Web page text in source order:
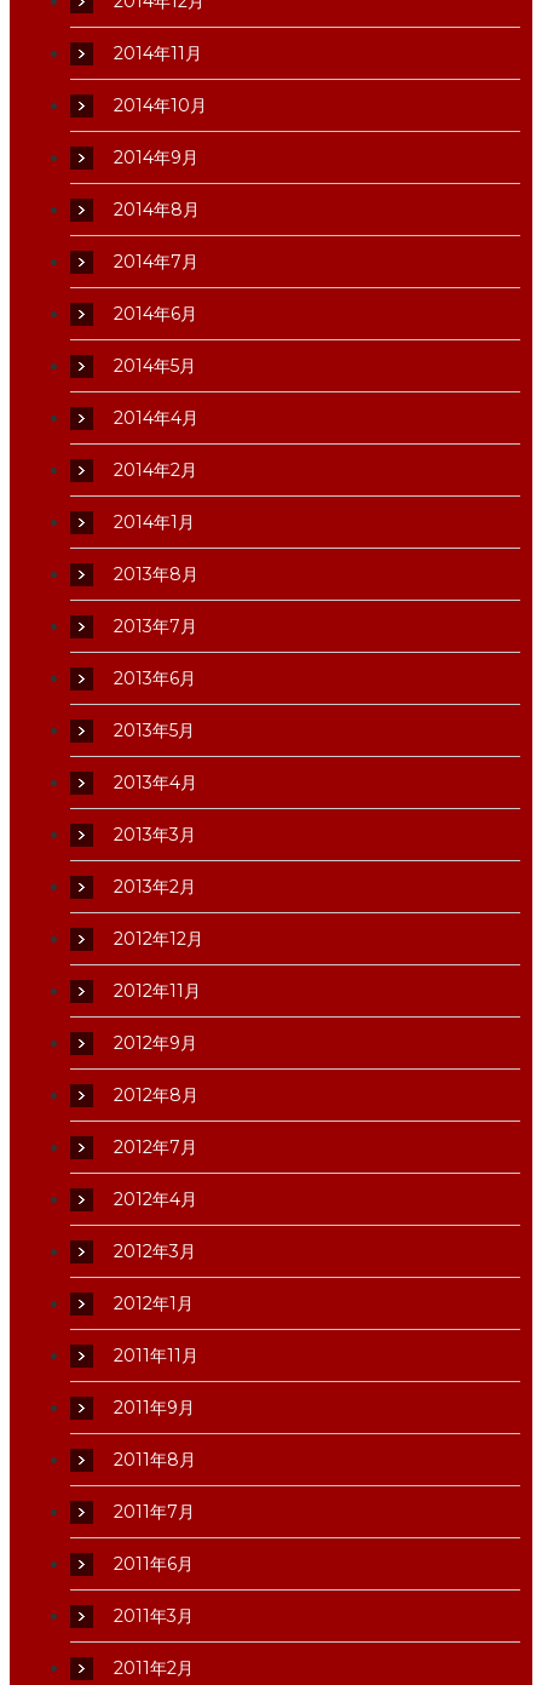
2014年11月
2014年10月
2014年9月
2014年8月
2014年7月
2014年6月
2014年5月
2014年4月
2014年2月
2014年1月
2013年8月
2013年7月
2013年6月
2013年5月
2013年4月
2013年3月
2013年2月
2012年12月
2012年11月
2012年9月
2012年8月
2012年7月
2012年4月
2012年3月
2012年1月
2011年11月
2011年9月
2011年8月
2011年7月
2011年6月
2011年3月
2011年2月